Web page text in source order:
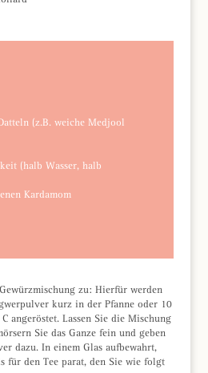
(z.B. weiche Medjool
(halb Wasser, halb
Kardamom
zu: Hierfür werden
kurz in der Pfanne oder 10
angeröstet. Lassen Sie die Mischung
Sie das Ganze fein und geben
dazu. In einem Glas aufbewahrt,
für den Tee parat, den Sie wie folgt